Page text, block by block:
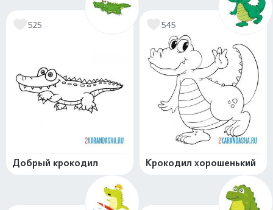
525
Добрый крокодил
545
Крокодил хорошенький